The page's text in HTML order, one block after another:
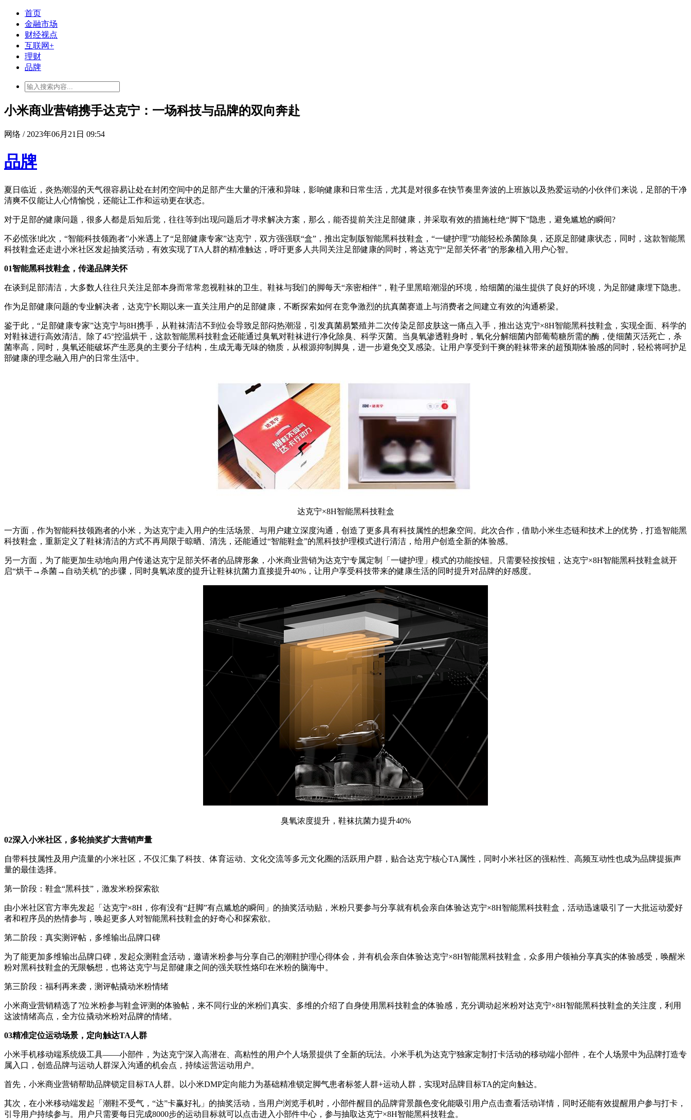
首页
金融市场
财经视点
互联网+
理财
品牌
小米商业营销携手达克宁：一场科技与品牌的双向奔赴
网络 / 2023年06月21日 09:54
品牌
夏日临近，炎热潮湿的天气很容易让处在封闭空间中的足部产生大量的汗液和异味，影响健康和日常生活，尤其是对很多在快节奏里奔波的上班族以及热爱运动的小伙伴们来说，足部的干净
清爽不仅能让人心情愉悦，还能让工作和运动更在状态。
对于足部的健康问题，很多人都是后知后觉，往往等到出现问题后才寻求解决方案，那么，能否提前关注足部健康，并采取有效的措施杜绝“脚下”隐患，避免尴尬的瞬间?
不必慌张!此次，“智能科技领跑者”小米遇上了“足部健康专家”达克宁，双方强强联“盒”，推出定制版智能黑科技鞋盒，“一键护理”功能轻松杀菌除臭，还原足部健康状态，同时，这款智能黑
科技鞋盒还走进小米社区发起抽奖活动，有效实现了TA人群的精准触达，呼吁更多人共同关注足部健康的同时，将达克宁“足部关怀者”的形象植入用户心智。
01智能黑科技鞋盒，传递品牌关怀
在谈到足部清洁，大多数人往往只关注足部本身而常常忽视鞋袜的卫生。鞋袜与我们的脚每天“亲密相伴”，鞋子里黑暗潮湿的环境，给细菌的滋生提供了良好的环境，为足部健康埋下隐患。
作为足部健康问题的专业解决者，达克宁长期以来一直关注用户的足部健康，不断探索如何在竞争激烈的抗真菌赛道上与消费者之间建立有效的沟通桥梁。
鉴于此，“足部健康专家”达克宁与8H携手，从鞋袜清洁不到位会导致足部闷热潮湿，引发真菌易繁殖并二次传染足部皮肤这一痛点入手，推出达克宁×8H智能黑科技鞋盒，实现全面、科学的
对鞋袜进行高效清洁。除了45°控温烘干，这款智能黑科技鞋盒还能通过臭氧对鞋袜进行净化除臭、科学灭菌。当臭氧渗透鞋身时，氧化分解细菌内部葡萄糖所需的酶，使细菌灭活死亡，杀
菌率高，同时，臭氧还能破坏产生恶臭的主要分子结构，生成无毒无味的物质，从根源抑制脚臭，进一步避免交叉感染。让用户享受到干爽的鞋袜带来的超预期体验感的同时，轻松将呵护足
部健康的理念融入用户的日常生活中。
达克宁×8H智能黑科技鞋盒
一方面，作为智能科技领跑者的小米，为达克宁走入用户的生活场景、与用户建立深度沟通，创造了更多具有科技属性的想象空间。此次合作，借助小米生态链和技术上的优势，打造智能黑
科技鞋盒，重新定义了鞋袜清洁的方式不再局限于晾晒、清洗，还能通过“智能鞋盒”的黑科技护理模式进行清洁，给用户创造全新的体验感。
另一方面，为了能更加生动地向用户传递达克宁足部关怀者的品牌形象，小米商业营销为达克宁专属定制「一键护理」模式的功能按钮。只需要轻按按钮，达克宁×8H智能黑科技鞋盒就开
启“烘干→杀菌→自动关机”的步骤，同时臭氧浓度的提升让鞋袜抗菌力直接提升40%，让用户享受科技带来的健康生活的同时提升对品牌的好感度。
臭氧浓度提升，鞋袜抗菌力提升40%
02深入小米社区，多轮抽奖扩大营销声量
自带科技属性及用户流量的小米社区，不仅汇集了科技、体育运动、文化交流等多元文化圈的活跃用户群，贴合达克宁核心TA属性，同时小米社区的强粘性、高频互动性也成为品牌提振声
量的最佳选择。
第一阶段：鞋盒“黑科技”，激发米粉探索欲
由小米社区官方率先发起「达克宁×8H，你有没有“赶脚”有点尴尬的瞬间」的抽奖活动贴，米粉只要参与分享就有机会亲自体验达克宁×8H智能黑科技鞋盒，活动迅速吸引了一大批运动爱好
者和程序员的热情参与，唤起更多人对智能黑科技鞋盒的好奇心和探索欲。
第二阶段：真实测评帖，多维输出品牌口碑
为了能更加多维输出品牌口碑，发起众测鞋盒活动，邀请米粉参与分享自己的潮鞋护理心得体会，并有机会亲自体验达克宁×8H智能黑科技鞋盒，众多用户领袖分享真实的体验感受，唤醒米
粉对黑科技鞋盒的无限畅想，也将达克宁与足部健康之间的强关联性烙印在米粉的脑海中。
第三阶段：福利再来袭，测评帖撬动米粉情绪
小米商业营销精选了7位米粉参与鞋盒评测的体验帖，来不同行业的米粉们真实、多维的介绍了自身使用黑科技鞋盒的体验感，充分调动起米粉对达克宁×8H智能黑科技鞋盒的关注度，利用
这波情绪高点，全方位撬动米粉对品牌的情绪。
03精准定位运动场景，定向触达TA人群
小米手机移动端系统级工具——小部件，为达克宁深入高潜在、高粘性的用户个人场景提供了全新的玩法。小米手机为达克宁独家定制打卡活动的移动端小部件，在个人场景中为品牌打造专
属入口，创造品牌与运动人群深入沟通的机会点，持续运营运动用户。
首先，小米商业营销帮助品牌锁定目标TA人群。以小米DMP定向能力为基础精准锁定脚气患者标签人群+运动人群，实现对品牌目标TA的定向触达。
其次，在小米移动端发起「潮鞋不受气，“达”卡赢好礼」的抽奖活动，当用户浏览手机时，小部件醒目的品牌背景颜色变化能吸引用户点击查看活动详情，同时还能有效提醒用户参与打卡，
引导用户持续参与。用户只需要每日完成8000步的运动目标就可以点击进入小部件中心，参与抽取达克宁×8H智能黑科技鞋盒。